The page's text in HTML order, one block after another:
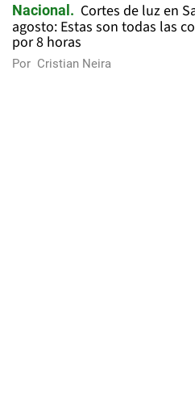
Nacional
Cortes de luz en
agosto: Estas son todas las
por 8 horas
Por Cristian Neira